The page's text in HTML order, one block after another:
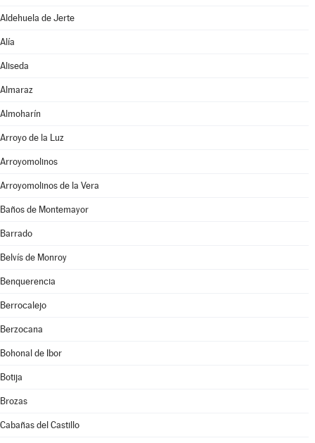
Aldehuela de Jerte
Alía
Aliseda
Almaraz
Almoharín
Arroyo de la Luz
Arroyomolinos
Arroyomolinos de la Vera
Baños de Montemayor
Barrado
Belvís de Monroy
Benquerencia
Berrocalejo
Berzocana
Bohonal de Ibor
Botija
Brozas
Cabañas del Castillo